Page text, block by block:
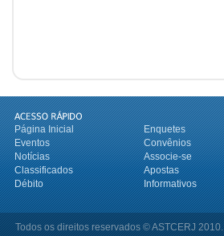
Página Inicial Enquetes
Eventos
Convênios
Notícias
Associe-se
Classificados
Apostas
Débito
Informativos
Todos os direitos reservados © ASTCERJ 2010.